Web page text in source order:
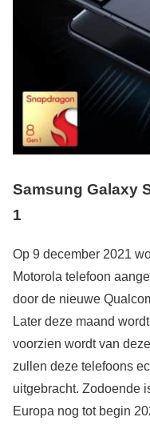
Samsung Galaxy
1
Op 9 december 2021
Motorola telefoon
door de nieuwe
Later deze maand
voorzien wordt van
zullen deze telefoons
uitgebracht. Zodoende
Europa nog tot begin